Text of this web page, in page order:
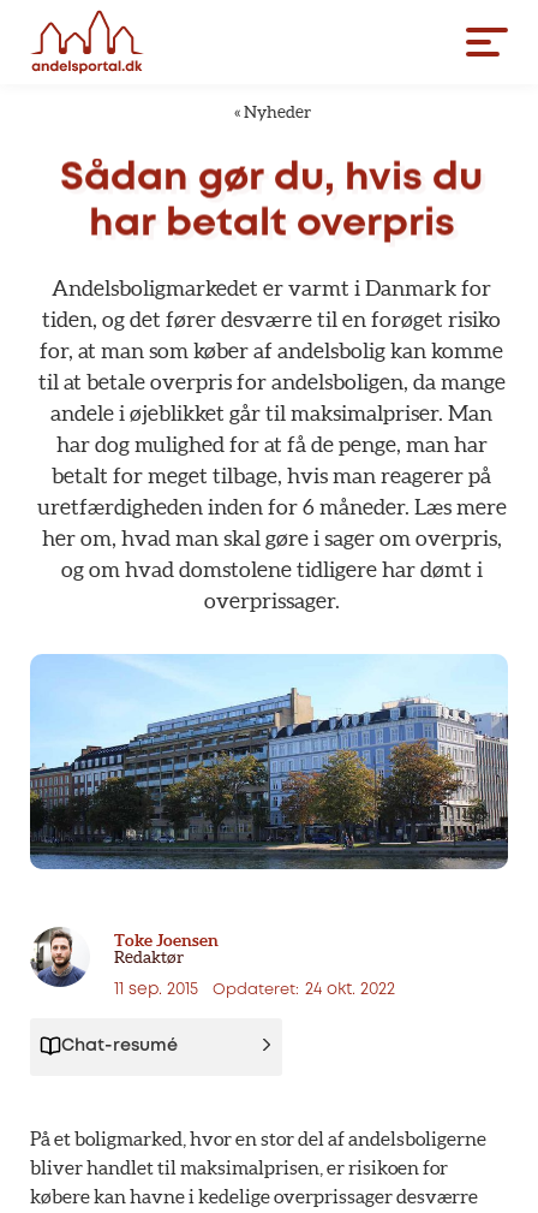
« Nyheder
Sådan gør du, hvis du
har betalt overpris
Andelsboligmarkedet er varmt i Danmark for
tiden, og det fører desværre til en forøget risiko
for, at man som køber af andelsbolig kan komme
til at betale overpris for andelsboligen, da mange
andele i øjeblikket går til maksimalpriser. Man
har dog mulighed for at få de penge, man har
betalt for meget tilbage, hvis man reagerer på
uretfærdigheden inden for 6 måneder. Læs mere
her om, hvad man skal gøre i sager om overpris,
og om hvad domstolene tidligere har dømt i
overprissager.
Toke Joensen
Redaktør
11 sep. 2015 Opdateret: 24 okt. 2022
Chat-resumé
På et boligmarked, hvor en stor del af andelsboligerne
bliver handlet til maksimalprisen, er risikoen for
købere kan havne i kedelige overprissager desværre